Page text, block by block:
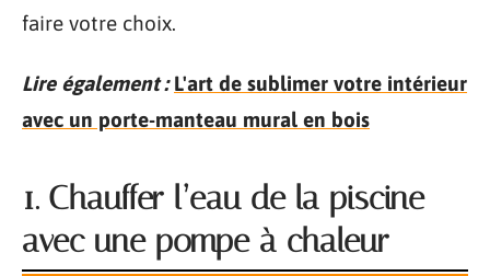
faire votre choix.
Lire également : L'art de sublimer votre intérieur
avec un porte-manteau mural en bois
1. Chauffer l’eau de la piscine
avec une pompe à chaleur